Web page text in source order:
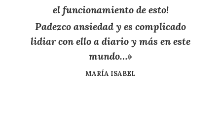
el funcionamiento de esto!
Padezco ansiedad y es complicado
lidiar con ello a diario y más en este
mundo…»
MARÍA ISABEL